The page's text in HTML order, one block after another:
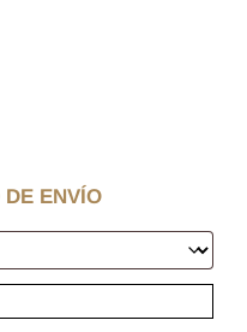
ENVÍO